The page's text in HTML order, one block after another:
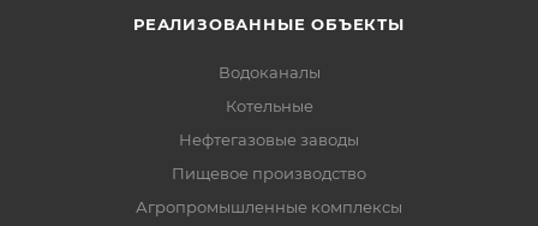
РЕАЛИЗОВАННЫЕ ОБЪЕКТЫ
Водоканалы
Котельные
Нефтегазовые заводы
Пищевое производство
Агропромышленные комплексы